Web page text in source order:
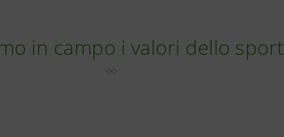
in campo i valori dello sport